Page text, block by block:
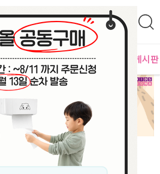
BEST 입점사별 이벤트 게시판